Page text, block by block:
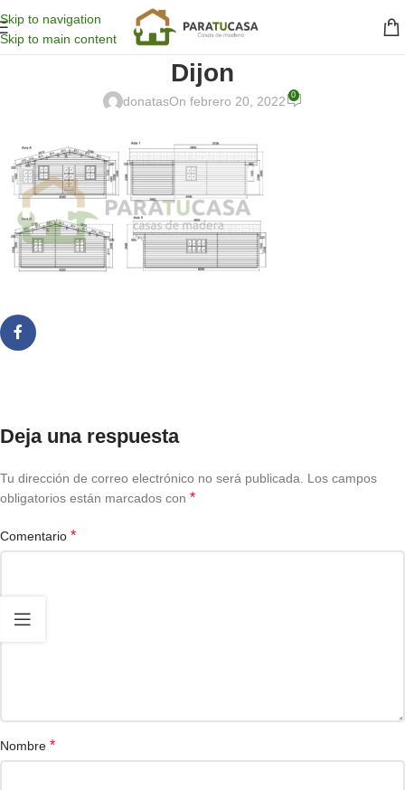
Skip to navigation
Skip to main content
Dijon
donatasOn febrero 20, 2022 0
Deja una respuesta
Tu dirección de correo electrónico no será publicada.
Los campos
obligatorios están marcados con *
Comentario *
Nombre *